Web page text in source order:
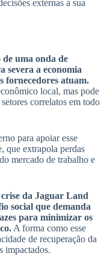
externas à sua
uma onda de
severa a economia
fornecedores atuam.
local, mas pode
correlatos em todo
para apoiar esse
que extrapola perdas
mercado de trabalho e
da Jaguar Land
social que demanda
para minimizar os
A forma como esse
de recuperação da
impactados.